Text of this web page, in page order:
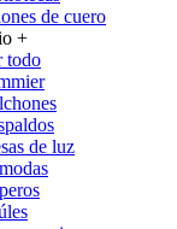
de cuero
+
todo
de luz